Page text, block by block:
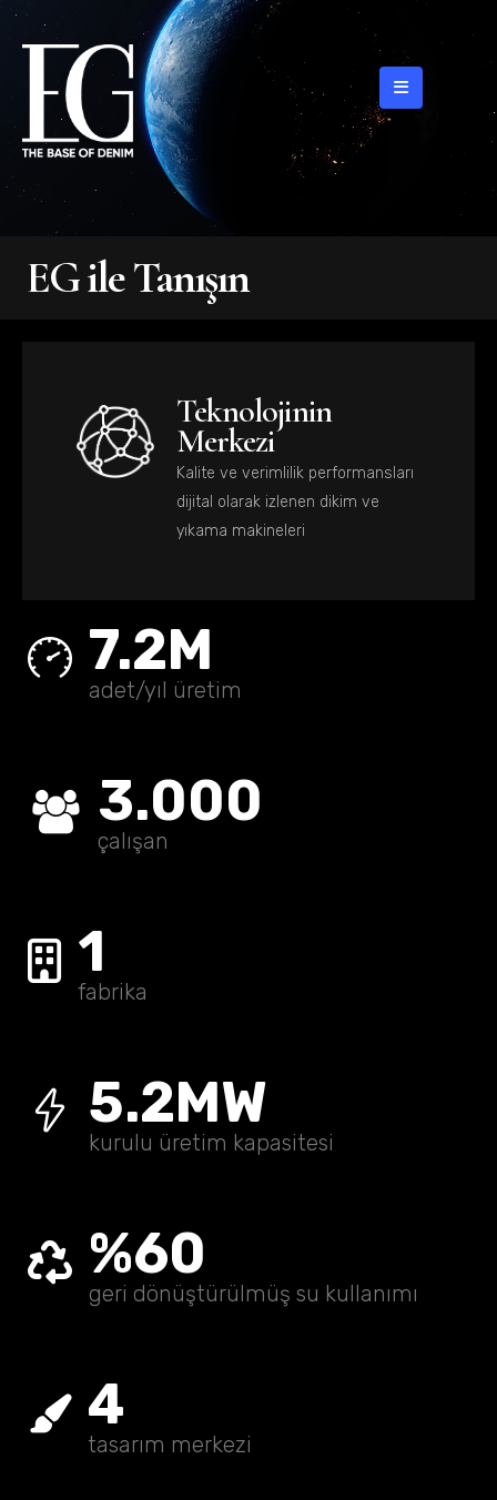
EG ile Tanışın
Teknolojinin
Merkezi
Kalite ve verimlilik performansları
dijital olarak izlenen dikim ve
yıkama makineleri
7.2M
adet/yıl üretim
3.000
çalışan
1
fabrika
5.2MW
kurulu üretim kapasitesi
%60
geri dönüştürülmüş su kullanımı
4
tasarım merkezi